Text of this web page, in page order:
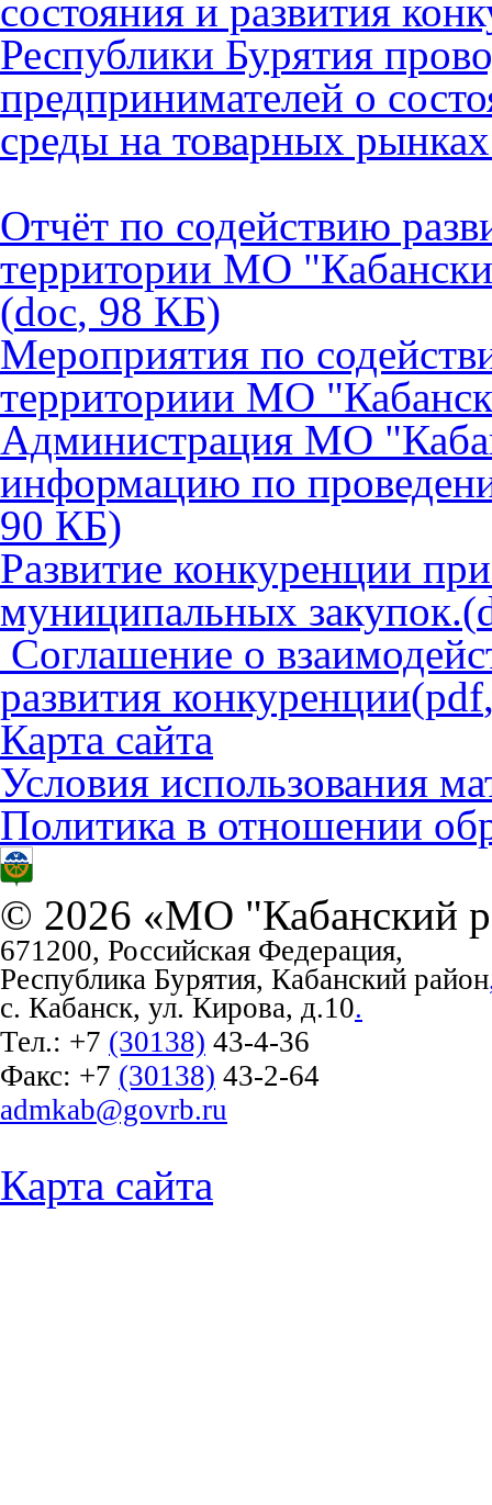
состояния и развития
Республики Бурятия
предпринимателей о
среды на товарных
Отчёт по содействию
территории МО
(doc, 98 КБ)
Мероприятия по
территориии МО
Администрация МО
информацию по
90 КБ)
Развитие конкуренции
муниципальных закупок.(
Соглашение о
развития конкуренции(pdf
Карта сайта
Условия использования
Политика в отношении
© 2026 «МО "Кабанский
671200, Российская Федерация,
Республика Бурятия, Кабанский район
с. Кабанск, ул. Кирова, д.10.
Тел.: +7 (30138) 43-4-36
Факс: +7 (30138) 43-2-64
admkab@govrb.ru
Карта сайта